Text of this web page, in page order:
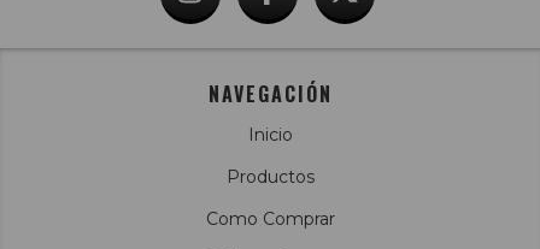
NAVEGACIÓN
Inicio
Productos
Como Comprar